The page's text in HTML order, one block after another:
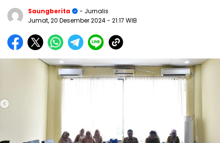
Saungberita
- Jurnalis
Jumat, 20 Desember 2024- 21:17 WIB